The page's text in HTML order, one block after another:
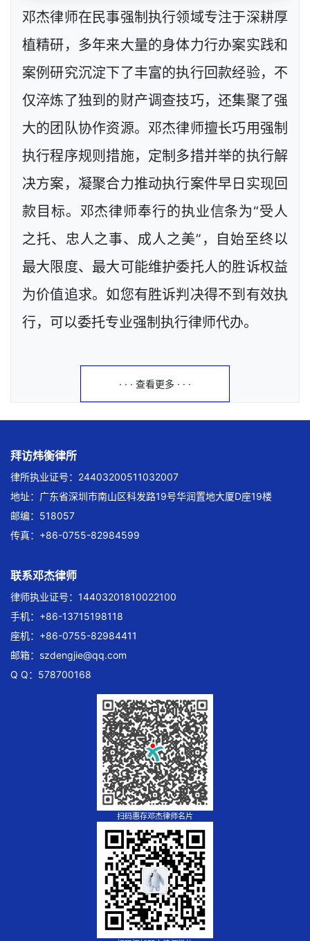
邓杰律师在民事强制执行领域专注于深耕厚
植精研，多年来大量的身体力行办案实践和
案例研究沉淀下了丰富的执行回款经验，不
仅淬炼了独到的财产调查技巧，还集聚了强
大的团队协作资源。邓杰律师擅长巧用强制
执行程序规则措施，定制多措并举的执行解
决方案，凝聚合力推动执行案件早日实现回
款目标。邓杰律师奉行的执业信条为“受人
之托、忠人之事、成人之美”，自始至终以
最大限度、最大可能维护委托人的胜诉权益
为价值追求。如您有胜诉判决得不到有效执
行，可以委托专业强制执行律师代办。
· · · 查看更多 · · ·
拜访炜衡律所
律所执业证号：24403200511032007
地址：广东省深圳市南山区科发路19号华润置地大厦D座19楼
邮编：518057
传真：+86-0755-82984599
联系邓杰律师
律师执业证号：14403201810022100
手机：+86-13715198118
座机：+86-0755-82984411
邮箱： szdengjie@qq.com
Q Q：578700168
扫码惠存邓杰律师名片